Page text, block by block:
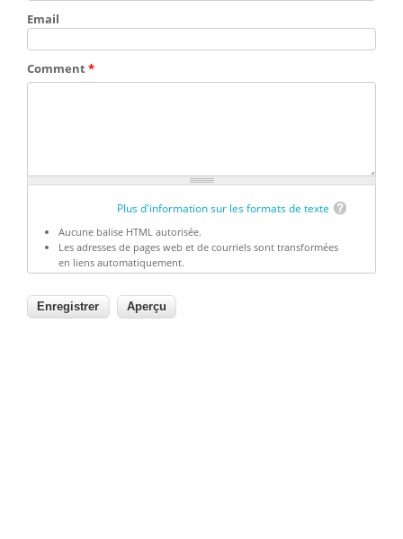
Email
Comment*
Plus d'information sur les formats de texte
Aucune balise HTML autorisée.
Les adresses de pages web et de courriels sont transformées
en liens automatiquement.